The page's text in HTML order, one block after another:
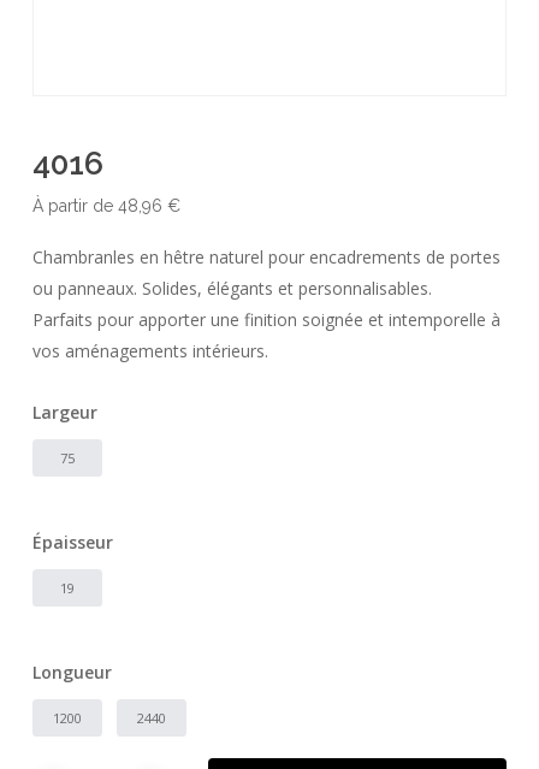
4016
À partir de 48,96 €
Chambranles en hêtre naturel pour encadrements de portes
ou panneaux. Solides, élégants et personnalisables.
Parfaits pour apporter une finition soignée et intemporelle à
vos aménagements intérieurs.
Largeur
75
Épaisseur
19
Longueur
1200 2440